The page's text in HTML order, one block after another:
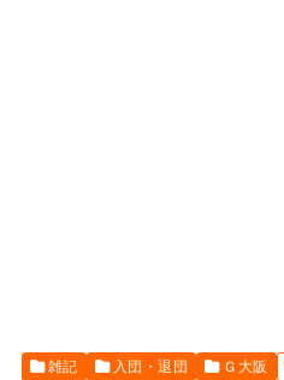
雑記 入団・退団 Ｇ大阪